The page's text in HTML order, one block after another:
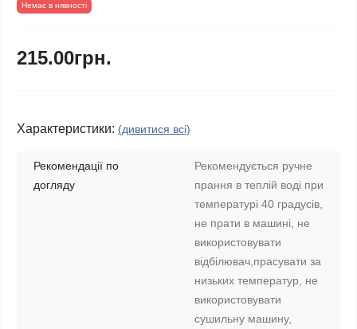
Немає в нявності
215.00грн.
Характеристики: (дивитися всі)
Рекомендації по
догляду
Рекомендується ручне
прання в теплій воді при
температурі 40 градусів,
не прати в машині, не
використовувати
відбілювач,прасувати за
низьких температур, не
використовувати
сушильну машину,